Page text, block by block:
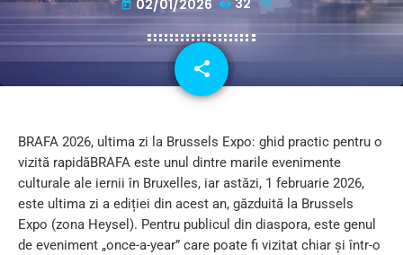
today 02/01/2026 32
share
email
BRAFA 2026, ultima zi la Brussels Expo: ghid practic pentru o
vizită rapidăBRAFA este unul dintre marile evenimente
culturale ale iernii în Bruxelles, iar astăzi, 1 februarie 2026,
este ultima zi a ediției din acest an, găzduită la Brussels
Expo (zona Heysel). Pentru publicul din diaspora, este genul
de eveniment „once-a-year” care poate fi vizitat chiar și într-o